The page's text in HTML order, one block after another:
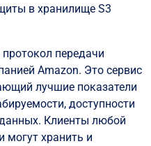
в хранилище S3
протокол передачи
Amazon. Это сервис
лучшие показатели
доступности
данных. Клиенты любой
могут хранить и